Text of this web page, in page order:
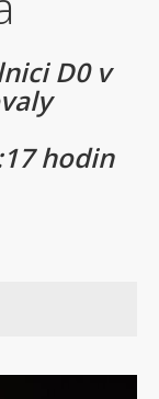
D0 v
hodin